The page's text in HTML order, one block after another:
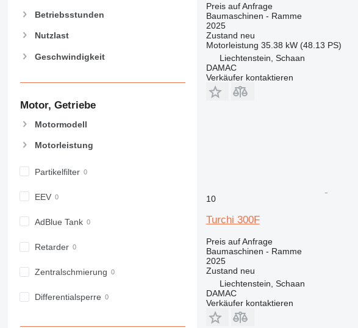
432
434
589
906
907
914
924
928
930
950
955
Betriebsstunden
Nutzlast
Geschwindigkeit
Motor, Getriebe
Motormodell
Motorleistung
Partikelfilter
EEV
AdBlue Tank
Retarder
Zentralschmierung
Differentialsperre
Preis auf Anfrage
Baumaschinen - Ramme
2025
Zustand neu
Motorleistung 35.38 kW (48.13 PS)
Liechtenstein, Schaan
DAMAC
Verkäufer kontaktieren
10
Turchi 300F
Preis auf Anfrage
Baumaschinen - Ramme
2025
Zustand neu
Liechtenstein, Schaan
DAMAC
Verkäufer kontaktieren